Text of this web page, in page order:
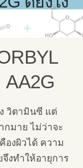
วิตามินซี แต่
มาย ไม่ว่าจะ
องผิวได้ ความ
จึงทำให้อายุการ